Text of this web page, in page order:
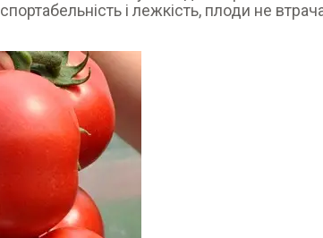
і лежкість, плоди не